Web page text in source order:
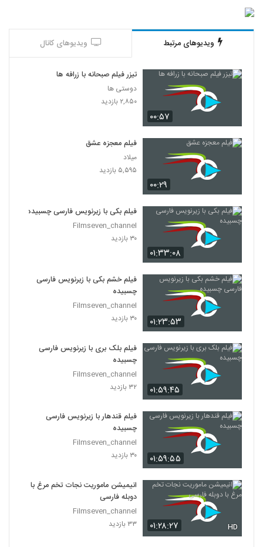
دانلود کامل و رایگان قسمت بیست و هفتم
سریال نهنگ آبی
۱۹۸ بازدید
دانلود قسمت 2 مانکن (قانونی) دانلود قسمت
دوم سریال مانکن (کامل) دانلود سریال مانکن
قسمت 2دوم
۳۱۵ بازدید
ویدیوهای مرتبط ویدیوهای کانال
۰۰:۵۷
تیزر فیلم صبحانه با زرافه ها
دوستی ها
۲,۸۵۰ بازدید
۰۰:۲۹
فیلم معجزه عشق
میلاد
۵,۵۹۵ بازدید
۰۱:۳۳:۰۸
فیلم بکی با زیرنویس فارسی چسبیده
Filmseven_channel
۳۰ بازدید
۰۱:۲۳:۵۳
فیلم خشم بکی با زیرنویس فارسی
چسبیده
Filmseven_channel
۳۰ بازدید
۰۱:۵۹:۴۵
فیلم بلک بری با زیرنویس فارسی
چسبیده
Filmseven_channel
۳۲ بازدید
۰۱:۵۹:۵۵
فیلم قندهار با زیرنویس فارسی
چسبیده
Filmseven_channel
۳۰ بازدید
۰۱:۲۸:۲۷ HD
انیمیشن ماموریت نجات تخم مرغ با
دوبله فارسی
Filmseven_channel
۳۳ بازدید